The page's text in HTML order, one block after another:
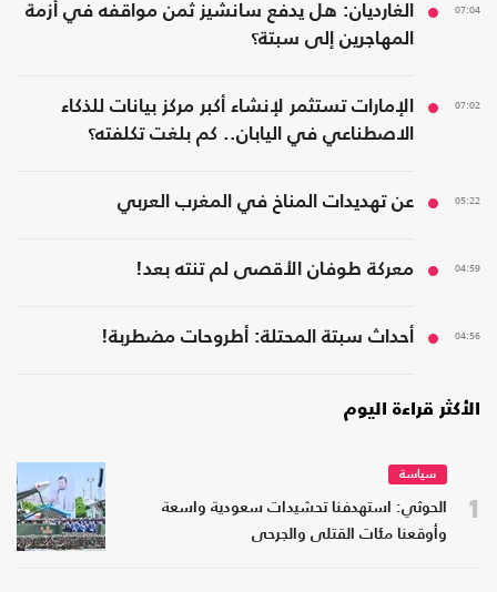
07:04
الغارديان: هل يدفع سانشيز ثمن مواقفه في أزمة
المهاجرين إلى سبتة؟
07:02
الإمارات تستثمر لإنشاء أكبر مركز بيانات للذكاء
الاصطناعي في اليابان.. كم بلغت تكلفته؟
05:22 عن تهديدات المناخ في المغرب العربي
04:59 معركة طوفان الأقصى لم تنته بعد!
04:56 أحداث سبتة المحتلة: أطروحات مضطربة!
الأكثر قراءة اليوم
1
سياسة
الحوثي: استهدفنا تحشيدات سعودية واسعة
وأوقعنا مئات القتلى والجرحى